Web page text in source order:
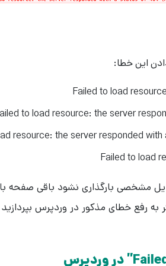
این خطا:
Failed to load
to load resource: the server
resource: the server responded
Failed to load
مشخصی بارگذاری نشود باقی صفحه
رفع خطای مذکور در وردپرس